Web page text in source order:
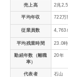
売上高 2兆
平均年収 722万
従業員数 4,763
平均残業時間 23.0
勤続年数（離職
率）
20年
代表者 石山